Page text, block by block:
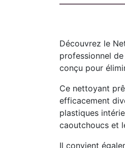
Découvrez le
professionnel
conçu pour
Ce nettoyant
efficacement
plastiques
caoutchoucs et
Il convient